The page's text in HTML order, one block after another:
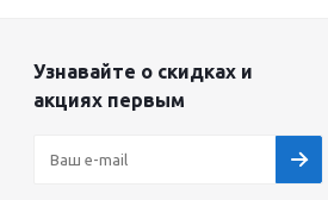
Узнавайте о скидках и
акциях первым